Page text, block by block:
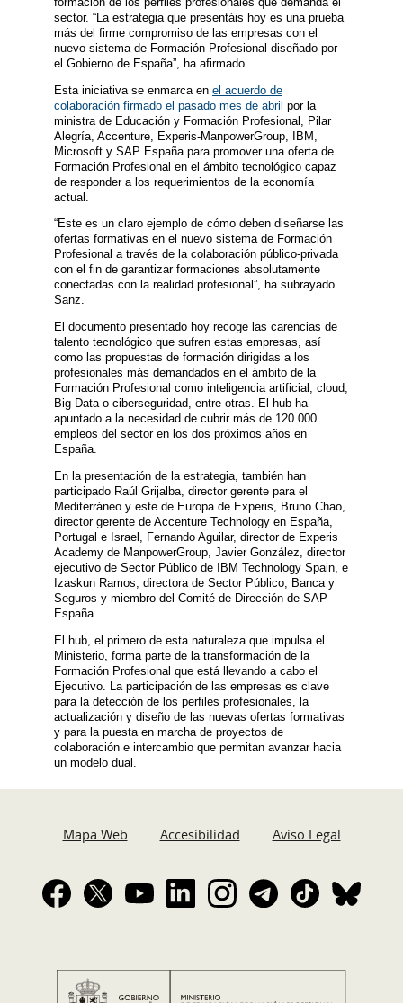
sector. “La estrategia que presentáis hoy es una prueba
más del firme compromiso de las empresas con el
nuevo sistema de Formación Profesional diseñado por
el Gobierno de España”, ha afirmado.
Esta iniciativa se enmarca en el acuerdo de
colaboración firmado el pasado mes de abril por la
ministra de Educación y Formación Profesional, Pilar
Alegría, Accenture, Experis-ManpowerGroup, IBM,
Microsoft y SAP España para promover una oferta de
Formación Profesional en el ámbito tecnológico capaz
de responder a los requerimientos de la economía
actual.
“Este es un claro ejemplo de cómo deben diseñarse las
ofertas formativas en el nuevo sistema de Formación
Profesional a través de la colaboración público-privada
con el fin de garantizar formaciones absolutamente
conectadas con la realidad profesional”, ha subrayado
Sanz.
El documento presentado hoy recoge las carencias de
talento tecnológico que sufren estas empresas, así
como las propuestas de formación dirigidas a los
profesionales más demandados en el ámbito de la
Formación Profesional como inteligencia artificial, cloud,
Big Data o ciberseguridad, entre otras. El hub ha
apuntado a la necesidad de cubrir más de 120.000
empleos del sector en los dos próximos años en
España.
En la presentación de la estrategia, también han
participado Raúl Grijalba, director gerente para el
Mediterráneo y este de Europa de Experis, Bruno Chao,
director gerente de Accenture Technology en España,
Portugal e Israel, Fernando Aguilar, director de Experis
Academy de ManpowerGroup, Javier González, director
ejecutivo de Sector Público de IBM Technology Spain, e
Izaskun Ramos, directora de Sector Público, Banca y
Seguros y miembro del Comité de Dirección de SAP
España.
El hub, el primero de esta naturaleza que impulsa el
Ministerio, forma parte de la transformación de la
Formación Profesional que está llevando a cabo el
Ejecutivo. La participación de las empresas es clave
para la detección de los perfiles profesionales, la
actualización y diseño de las nuevas ofertas formativas
y para la puesta en marcha de proyectos de
colaboración e intercambio que permitan avanzar hacia
un modelo dual.
Mapa Web Accesibilidad Aviso Legal